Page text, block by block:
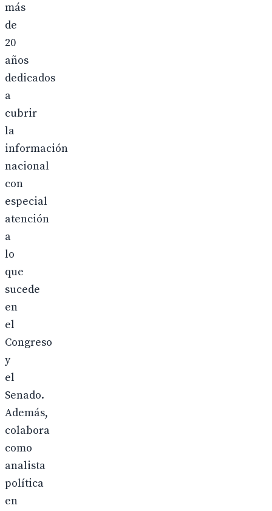
más
de
20
años
dedicados
a
cubrir
la
información
nacional
con
especial
atención
a
lo
que
sucede
en
el
Congreso
y
el
Senado.
Además,
colabora
como
analista
política
en